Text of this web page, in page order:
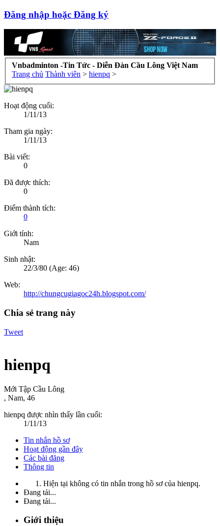
Đăng nhập hoặc Đăng ký
Vnbadminton -Tin Tức - Diễn Đàn Cầu Lông Việt Nam
Trang chủ Thành viên > hienpq >
Hoạt động cuối:
1/11/13
Tham gia ngày:
1/11/13
Bài viết:
0
Đã được thích:
0
Điểm thành tích:
0
Giới tính:
Nam
Sinh nhật:
22/3/80 (Age: 46)
Web:
http://chungcugiagoc24h.blogspot.com/
Chia sẻ trang này
Tweet
hienpq
Mới Tập Cầu Lông
, Nam, 46
hienpq được nhìn thấy lần cuối:
1/11/13
Tin nhắn hồ sơ
Hoạt động gần đây
Các bài đăng
Thông tin
Hiện tại không có tin nhắn trong hồ sơ của hienpq.
Đang tải...
Đang tải...
Giới thiệu